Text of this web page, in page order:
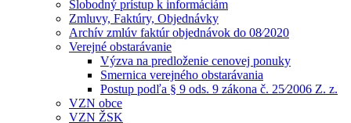
Slobodný prístup k informáciám
Zmluvy, Faktúry, Objednávky
Archív zmlúv faktúr objednávok do 08⁄2020
Verejné obstarávanie
Výzva na predloženie cenovej ponuky
Smernica verejného obstarávania
Postup podľa § 9 ods. 9 zákona č. 25⁄2006 Z. z.
VZN obce
VZN ŽSK